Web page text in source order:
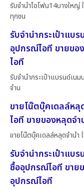
รับจำนำไอโฟน14บางใหญ่
ทุกชน
รับจำนำกระเป๋าแบ
อุปกรณ์ไอที ขายขอ
ไอที
รับจำนำกระเป๋าแบรนด์เน
จำน
ขายโน๊ตบุ๊คเดลล์ห
ไอที ขายของหลุดจำ
ขายโน๊ตบุ๊คเดลล์หลุดจำนำ
รับจำนำกระเป๋าแบ
ซื้ออุปกรณ์ไอที ขาย
อุปกรณ์ไอที